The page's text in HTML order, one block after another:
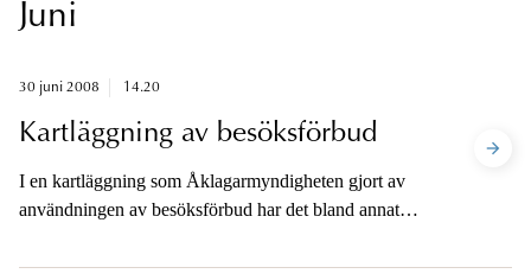
Juni
30 juni 2008 14.20
Kartläggning av besöksförbud
I en kartläggning som Åklagarmyndigheten gjort av
användningen av besöksförbud har det bland annat
tillämpningen av lagen mellan olika åklagarkammare